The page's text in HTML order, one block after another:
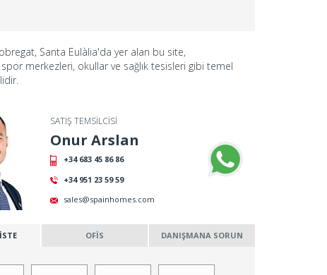
Santa Eulàlia'da yer alan bu site,
merkezleri, okullar ve sağlık tesisleri gibi temel
SATIŞ TEMSİLCİSİ
Onur Arslan
+34 683 45 86 86
+34 951 23 59 59
sales@spainhomes.com
OFİS DANIŞMANA SORUN